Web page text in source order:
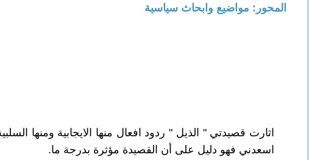
المحور: مواضيع وابحاث سياسية
اثارت قصيدتي " الذيل " ردود افعال منها الايجابية ومنها
اسعدني فهو دليل على أن القصيدة مؤثرة بدرجة ما.